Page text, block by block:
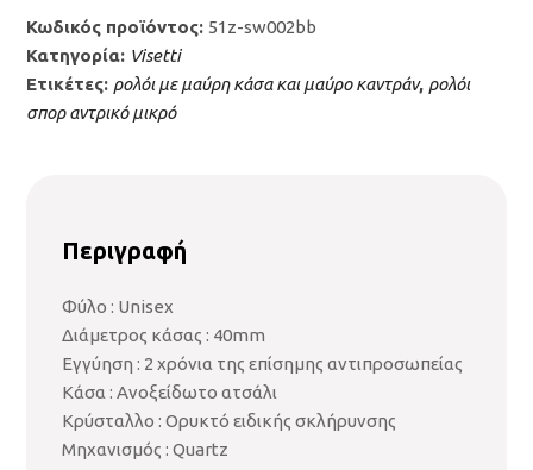
Κωδικός προϊόντος: 51z-sw002bb
Κατηγορία: Visetti
Ετικέτες: ρολόι με μαύρη κάσα και μαύρο καντράν, ρολόι
σπορ αντρικό μικρό
Περιγραφή
Φύλο : Unisex
Διάμετρος κάσας : 40mm
Εγγύηση : 2 χρόνια της επίσημης αντιπροσωπείας
Κάσα : Ανοξείδωτο ατσάλι
Κρύσταλλο : Ορυκτό ειδικής σκλήρυνσης
Μηχανισμός : Quartz